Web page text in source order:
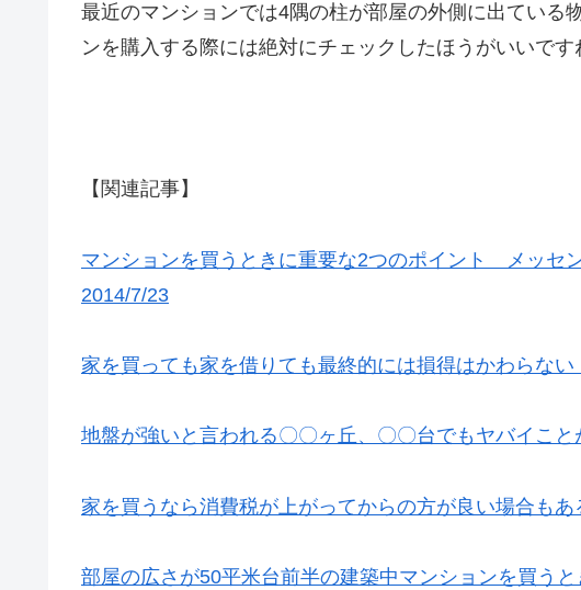
最近のマンションでは4隅の柱が部屋の外側に出ている
ンを購入する際には絶対にチェックしたほうがいいです
【関連記事】
マンションを買うときに重要な2つのポイント メッ
2014/7/23
家を買っても家を借りても最終的には損得はかわら
地盤が強いと言われる〇〇ヶ丘、〇〇台でもヤバイ
家を買うなら消費税が上がってからの方が良い場合
部屋の広さが50平米台前半の建築中マンションを買